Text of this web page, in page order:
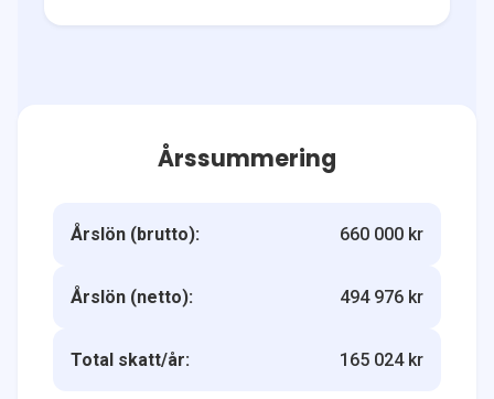
Årssummering
Årslön (brutto): 660 000 kr
Årslön (netto): 494 976 kr
Total skatt/år: 165 024 kr